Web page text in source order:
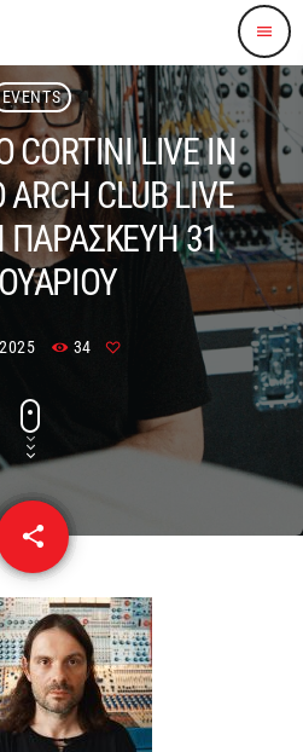
menu
EVENTS
CORTINI LIVE IN
CLUB LIVE
ΠΑΡΑΣΚΕΥΗ 31
34
share
email